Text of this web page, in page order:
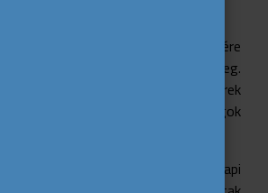
megismeréséről szólt. Szerencsére
személyeket ismerhettünk meg.
beszélgetések és az emberek
köszönhetően szoros barátságok
szakácsai főztek nekünk napi